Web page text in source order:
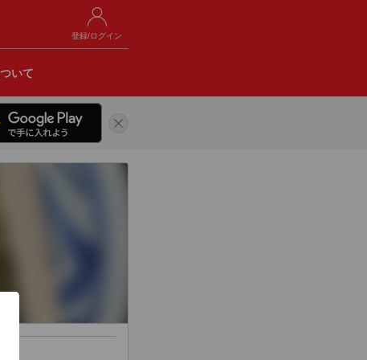
登録/ログイン
いて